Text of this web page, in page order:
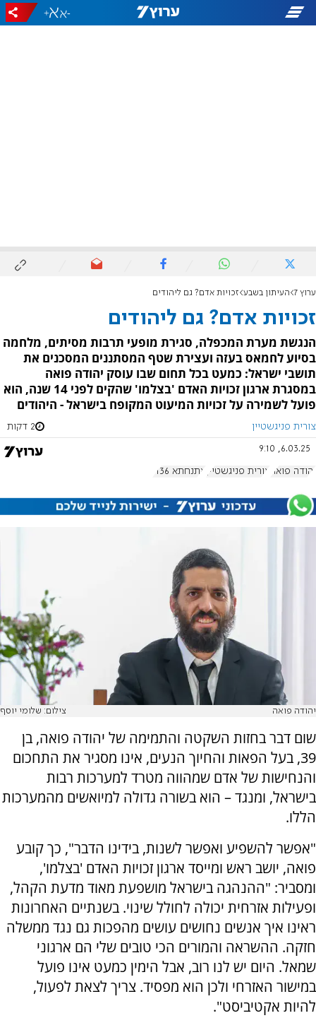
-
+
ערוץ 7 העיתון בשבע זכויות אדם? גם ליהודים
זכויות אדם? גם ליהודים
הנגשת מערת המכפלה, סגירת מופעי תרבות מסיתים, מלחמה
בסיוע לחמאס בעזה ועצירת שטף המסתננים המסכנים את
תושבי ישראל: כמעט בכל תחום שבו עוסק יהודה פואה
במסגרת ארגון זכויות האדם 'בצלמו' שהקים לפני 14 שנה, הוא
פועל לשמירה על זכויות המיעוט המקופח בישראל - היהודים
צורית פניגשטיין 2 דקות
6.03.25, 9:10
יהודה פואה צורית פניגשטיין אתנחתא 1136
יהודה פואה צילום: שלומי יוסף
שום דבר בחזות השקטה והתמימה של יהודה פואה, בן
39, בעל הפאות והחיוך הנעים, אינו מסגיר את התחכום
והנחישות של אדם שמהווה מטרד למערכות רבות
בישראל, ומנגד – הוא בשורה גדולה למיואשים מהמערכות
הללו.
"אפשר להשפיע ואפשר לשנות, בידינו הדבר", כך קובע
פואה, יושב ראש ומייסד ארגון זכויות האדם 'בצלמו',
ומסביר: "ההנהגה בישראל מושפעת מאוד מדעת הקהל,
ופעילות אזרחית יכולה לחולל שינוי. בשנתיים האחרונות
ראינו איך אנשים נחושים עושים מהפכות גם נגד ממשלה
חזקה. ההשראה והמורים הכי טובים שלי הם ארגוני
שמאל. היום יש לנו רוב, אבל הימין כמעט אינו פועל
במישור האזרחי ולכן הוא מפסיד. צריך לצאת לפעול,
להיות אקטיביסט".